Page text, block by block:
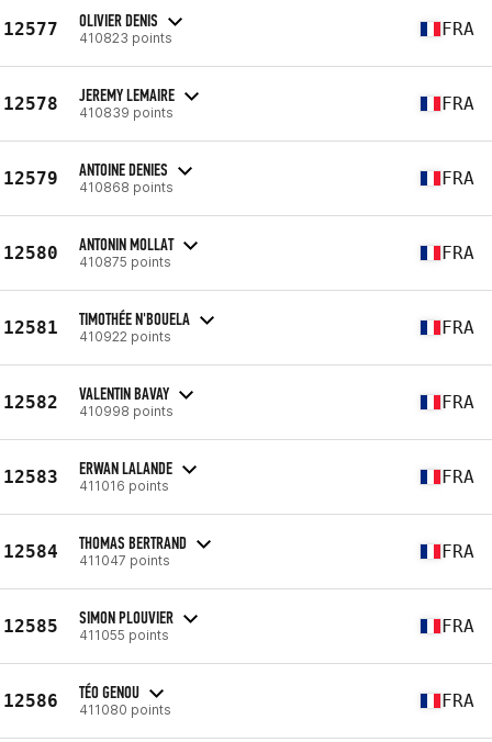
12577 OLIVIER DENIS
410823 points FRA
12578 JEREMY LEMAIRE
410839 points FRA
12579 ANTOINE DENIES
410868 points FRA
12580 ANTONIN MOLLAT
410875 points FRA
12581 TIMOTHÉE N'BOUELA
410922 points FRA
12582 VALENTIN BAVAY
410998 points FRA
12583 ERWAN LALANDE
411016 points FRA
12584 THOMAS BERTRAND
411047 points FRA
12585 SIMON PLOUVIER
411055 points FRA
12586 TÉO GENOU
411080 points FRA